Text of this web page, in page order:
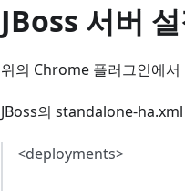
JBoss 서버
위의 Chrome 플러그인에서
JBoss의 standalone-
<deployments>